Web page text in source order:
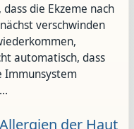
die Ekzeme nach
verschwinden
automatisch, dass
Immunsystem
Allergien der Haut